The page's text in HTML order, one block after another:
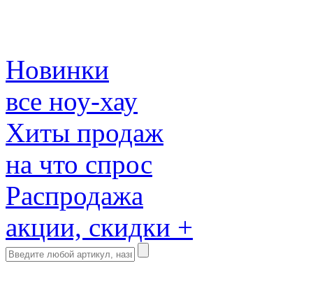
Новинки
все ноу-хау
Хиты продаж
на что спрос
Распродажа
акции, скидки +